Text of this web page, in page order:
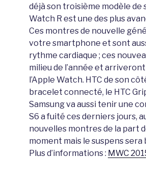
déjà son troisième modèle de
Watch R est une des plus
Ces montres de nouvelle
votre smartphone et sont
rythme cardiaque ; ces
milieu de l’année et
l’Apple Watch. HTC de son
bracelet connecté, le HTC
Samsung va aussi tenir une
S6 a fuité ces derniers jours,
nouvelles montres de la part
moment mais le suspens
Plus d’informations : MWC